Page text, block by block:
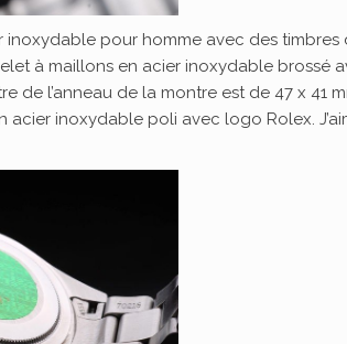
pour homme avec des timbres
à maillons en acier inoxydable brossé
l’anneau de la montre est de 47 x 41
acier inoxydable poli avec logo Rolex.